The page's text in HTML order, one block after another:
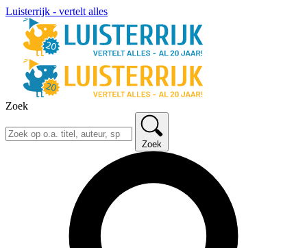
Luisterrijk - vertelt alles
Zoek
Zoek